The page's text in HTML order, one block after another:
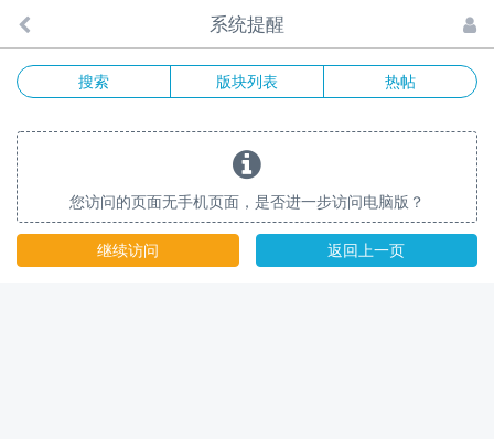
系统提醒
搜索 版块列表 热帖
您访问的页面无手机页面，是否进一步访问电脑版？
继续访问 返回上一页